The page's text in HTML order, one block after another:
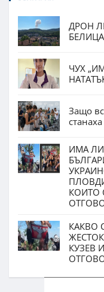
ДРОН
ЧУХ
Защо
ИМА
КОИТО
КАКВО
КУЗЕВ